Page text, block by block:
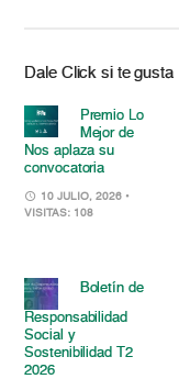
Dale Click si te gusta
Premio Lo
Mejor de
Nos aplaza su
convocatoria
10 JULIO, 2026 •
VISITAS: 108
Boletín de
Responsabilidad
Social y
Sostenibilidad T2
2026